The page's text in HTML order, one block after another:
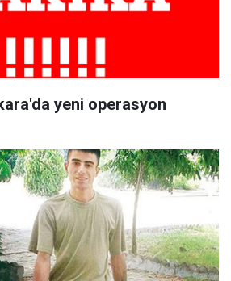
yeni operasyon